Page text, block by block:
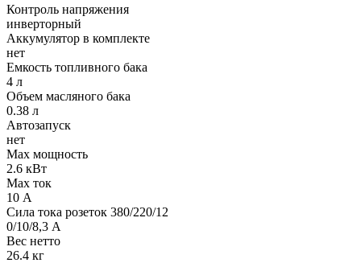
Контроль напряжения
инверторный
Аккумулятор в комплекте
нет
Емкость топливного бака
4 л
Объем масляного бака
0.38 л
Автозапуск
нет
Max мощность
2.6 кВт
Max ток
10 А
Сила тока розеток 380/220/12
0/10/8,3 А
Вес нетто
26.4 кг